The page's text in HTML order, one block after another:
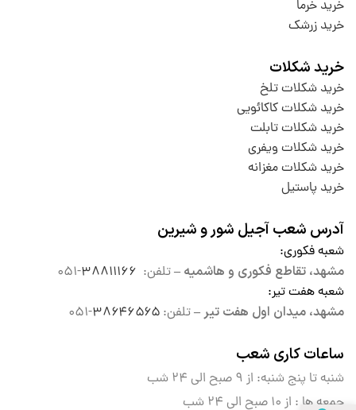
خرید خرما
خرید زرشک
خرید شکلات
خرید شکلات تلخ
خرید شکلات کاکائویی
خرید شکلات تابلت
خرید شکلات ویفری
خرید شکلات مغزانه
خرید پاستیل
آدرس شعب آجیل شور و شیرین
شعبه فکوری:
مشهد، تقاطع فکوری و هاشمیه –تلفن: ۳۸۸۱۱۱۶۶-۰۵۱
شعبه هفت تیر:
مشهد، میدان اول هفت تیر –تلفن: ۳۸۶۴۶۵۶۵-۰۵۱
ساعات کاری شعب
شنبه تا پنج شنبه: از ۹ صبح الی
۲۴ شب
جمعه ها : از ۱۰ صبح الی ۲۴ شب